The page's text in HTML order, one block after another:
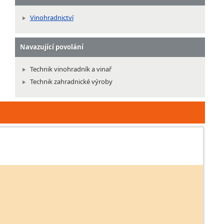
Vinohradnictví
Navazující povolání
Technik vinohradník a vinař
Technik zahradnické výroby